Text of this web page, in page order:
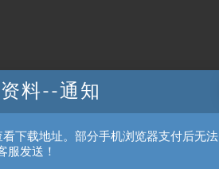
料--通知
下载地址。部分手机浏览器支付后无法
服发送！